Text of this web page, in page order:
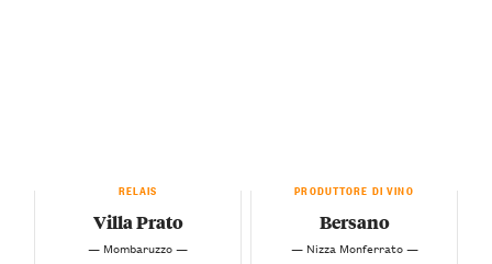
RELAIS
Villa Prato
— Mombaruzzo —
PRODUTTORE DI VINO
Bersano
— Nizza Monferrato —